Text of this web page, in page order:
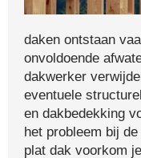
daken ontstaan
onvoldoende
dakwerker
eventuele
en dakbedekking
het probleem bij
plat dak voorkom